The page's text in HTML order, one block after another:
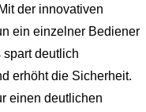
der innovativen
ein einzelner Bediener
deutlich
erhöht die Sicherheit.
einen deutlichen